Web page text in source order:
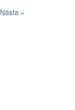
Nästa »